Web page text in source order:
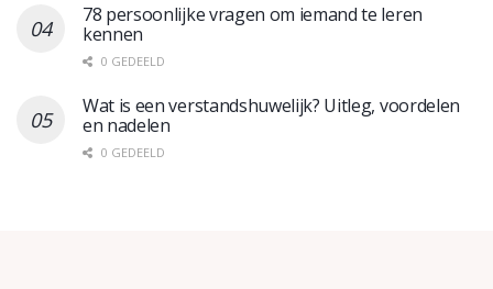
78 persoonlijke vragen om iemand te leren
kennen
0 GEDEELD
Wat is een verstandshuwelijk? Uitleg, voordelen
en nadelen
0 GEDEELD